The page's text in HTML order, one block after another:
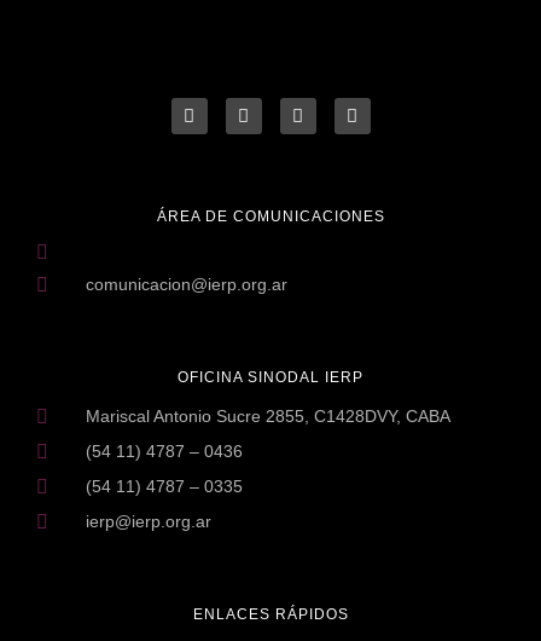
ENLACES RÁPIDOS
OFICINA SINODAL IERP
Mariscal Antonio Sucre 2855, C1428DVY, CABA
(54 11) 4787 – 0436
(54 11) 4787 – 0335
ierp@ierp.org.ar
ÁREA DE COMUNICACIONES
comunicacion@ierp.org.ar